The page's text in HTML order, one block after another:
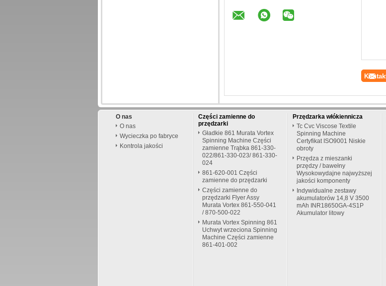
O nas
O nas
Wycieczka po fabryce
Kontrola jakości
Części zamienne do
przędzarki
Gładkie 861 Murata Vortex
Spinning Machine Części
zamienne Trąbka 861-330-
022/861-330-023/ 861-330-
024
861-620-001 Części
zamienne do przędzarki
Części zamienne do
przędzarki Flyer Assy
Murata Vortex 861-550-041
/ 870-500-022
Murata Vortex Spinning 861
Uchwyt wrzeciona Spinning
Machine Części zamienne
861-401-002
Przędzarka włókiennicza
Tc Cvc Viscose Textile
Spinning Machine
Certyfikat ISO9001 Niskie
obroty
Przędza z mieszanki
przędzy / bawełny
Wysokowydajne najwyższej
jakości komponenty
Indywidualne zestawy
akumulatorów 14,8 V 3500
mAh INR18650GA-4S1P
Akumulator litowy